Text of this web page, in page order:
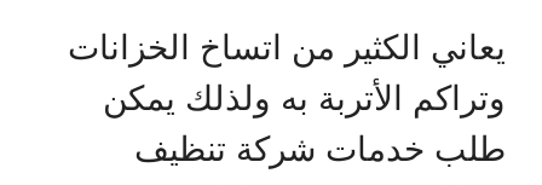
يعاني الكثير من اتساخ الخزانات
وتراكم الأتربة به ولذلك يمكن
طلب خدمات شركة تنظيف